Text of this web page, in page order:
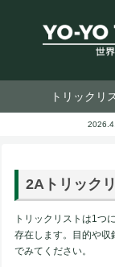
トリックリ
2Aトリック
トリックリストは1つ
存在します。目的や収
でみてください。